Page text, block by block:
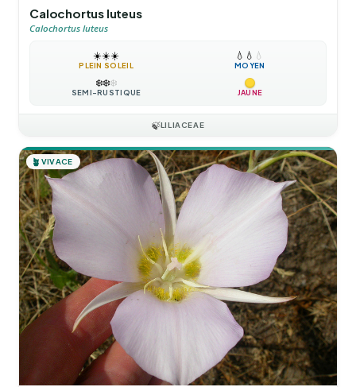
Calochortus luteus
Calochortus luteus
☀️☀️☀️
PLEIN SOLEIL
💧 💧 💧
MOYEN
❄️❄️❄️
SEMI-RUSTIQUE JAUNE
🍃LILIACEAE
🪴 VIVACE